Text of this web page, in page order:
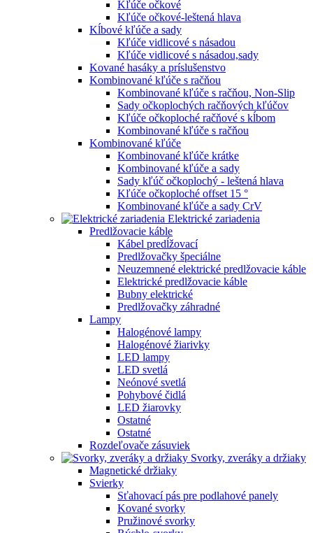
Kľúče očkové
Kľúče očkové-leštená hlava
Kĺbové kľúče a sady
Kľúče vidlicové s násadou
Kľúče vidlicové s násadou,sady
Kované hasáky a príslušenstvo
Kombinované kľúče s račňou
Kombinované kľúče s račňou, Non-Slip
Sady očkoplochých račňových kľúčov
Kľúče očkoploché račňové s kĺbom
Kombinované kľúče s račňou
Kombinované kľúče
Kombinované kľúče krátke
Kombinované kľúče a sady
Sady kľúč očkoplochý - leštená hlava
Kľúče očkoploché offset 15 °
Kombinované kľúče a sady CrV
Elektrické zariadenia
Predlžovacie káble
Kábel predĺžovací
Predlžovačky špeciálne
Neuzemnené elektrické predlžovacie káble
Elektrické predlžovacie káble
Bubny elektrické
Predlžovačky záhradné
Lampy
Halogénové lampy
Halogénové žiarivky
LED lampy
LED svetlá
Neónové svetlá
Pohybové čidlá
LED žiarovky
Ostatné
Ostatné
Rozdeľovače zásuviek
Svorky, zveráky a držiaky
Magnetické držiaky
Svierky
Sťahovací pás pre podlahové panely
Kované svorky
Pružinové svorky